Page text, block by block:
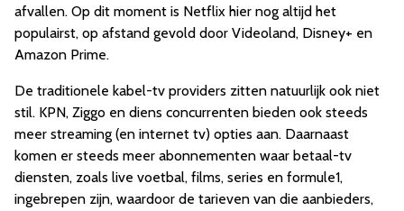
afvallen. Op dit moment is Netflix hier nog altijd het
populairst, op afstand gevold door Videoland, Disney+ en
Amazon Prime.
De traditionele kabel-tv providers zitten natuurlijk ook niet
stil. KPN, Ziggo en diens concurrenten bieden ook steeds
meer streaming (en internet tv) opties aan. Daarnaast
komen er steeds meer abonnementen waar betaal-tv
diensten, zoals live voetbal, films, series en formule1,
ingebrepen zijn, waardoor de tarieven van die aanbieders,